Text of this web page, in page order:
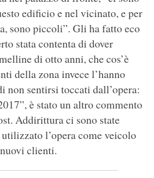
edificio e nel vicinato, e per
sono piccoli”. Gli ha fatto eco
stata contenta di dover
di otto anni, che cos’è
della zona invece l’hanno
non sentirsi toccati dall’opera:
è stato un altro commento
Addirittura ci sono state
l’opera come veicolo
clienti.